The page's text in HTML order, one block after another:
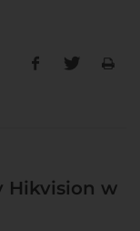
Hikvision w